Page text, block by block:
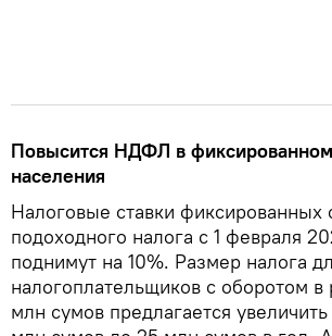
Повысится НДФЛ в
населения
Налоговые ставки фиксированных
подоходного налога с 1 февраля
поднимут на 10%. Размер налога
налогоплательщиков с оборотом
млн сумов предлагается